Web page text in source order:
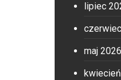
lipiec
maj 2026